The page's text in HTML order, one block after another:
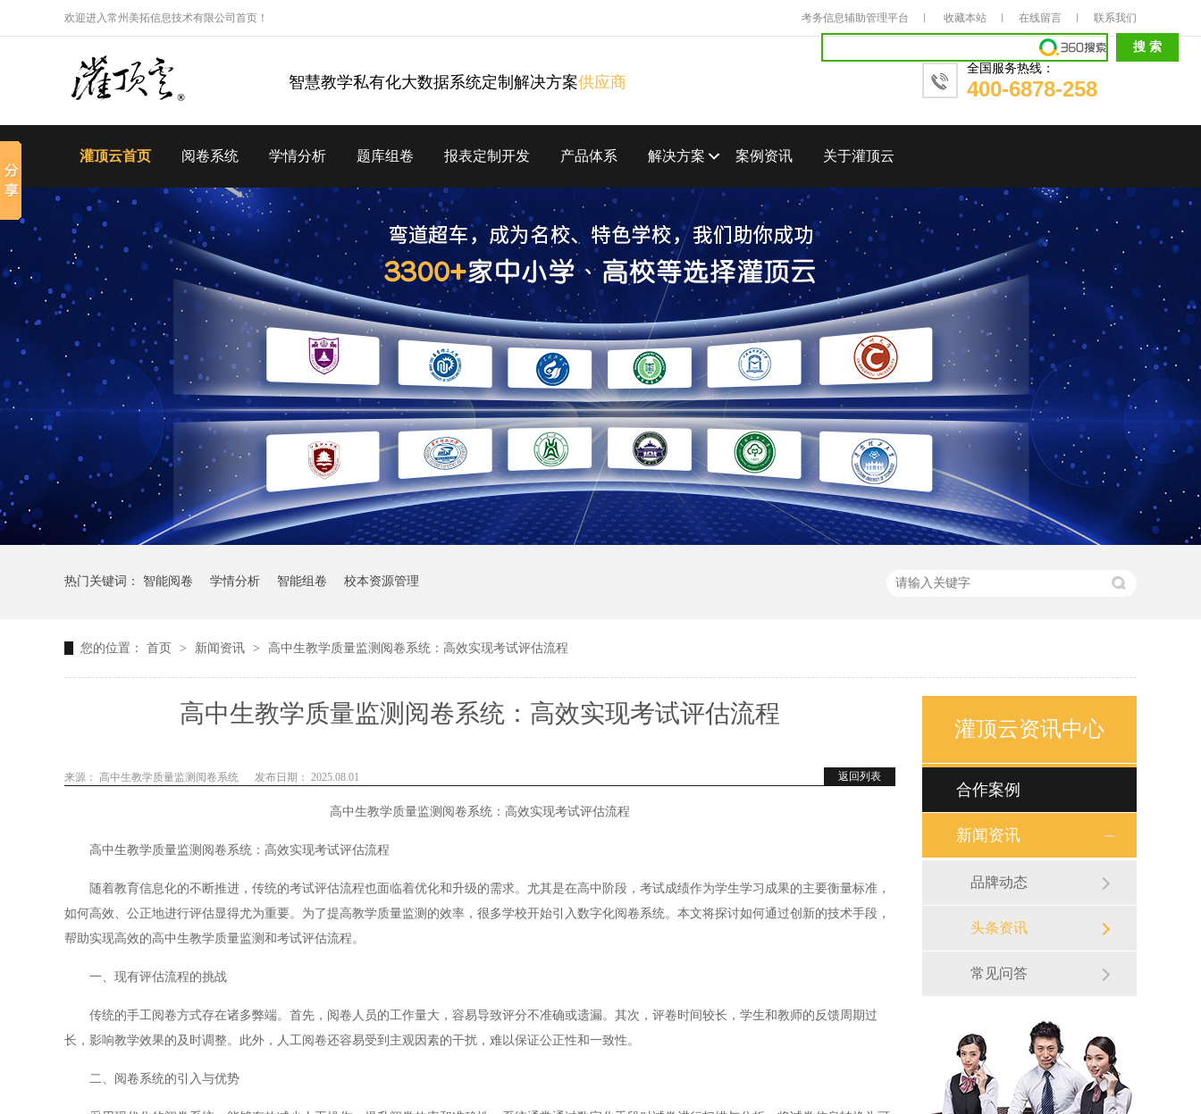
考务信息辅助管理平台 收藏本站 在线留言 联系我们
欢迎进入常州美拓信息技术有限公司首页！
智慧教学私有化大数据系统定制解决方案供应商
全国服务热线：
400-6878-258
灌顶云首页 阅卷系统 学情分析 题库组卷 报表定制开发 产品体系 解决方案 案例资讯 关于灌顶云
热门关键词： 智能阅卷 学情分析 智能组卷 校本资源管理
您的位置： 首页 > 新闻资讯 > 高中生教学质量监测阅卷系统：高效实现考试评估流程
高中生教学质量监测阅卷系统：高效实现考试评估流程
返回列表
来源： 高中生教学质量监测阅卷系统 发布日期： 2025.08.01
高中生教学质量监测阅卷系统：高效实现考试评估流程
高中生教学质量监测阅卷系统：高效实现考试评估流程
随着教育信息化的不断推进，传统的考试评估流程也面临着优化和升级的需求。尤其是在高中阶段，考试成绩作为学生学习成果的主要衡量标准，
如何高效、公正地进行评估显得尤为重要。为了提高教学质量监测的效率，很多学校开始引入数字化阅卷系统。本文将探讨如何通过创新的技术手段，
帮助实现高效的高中生教学质量监测和考试评估流程。
一、现有评估流程的挑战
传统的手工阅卷方式存在诸多弊端。首先，阅卷人员的工作量大，容易导致评分不准确或遗漏。其次，评卷时间较长，学生和教师的反馈周期过
长，影响教学效果的及时调整。此外，人工阅卷还容易受到主观因素的干扰，难以保证公正性和一致性。
二、阅卷系统的引入与优势
灌顶云资讯中心
合作案例
新闻资讯
品牌动态
头条资讯
常见问答